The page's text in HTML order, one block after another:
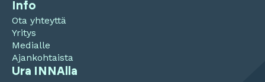
Info
Ota yhteyttä
Yritys
Medialle
Ajankohtaista
Ura INNAlla